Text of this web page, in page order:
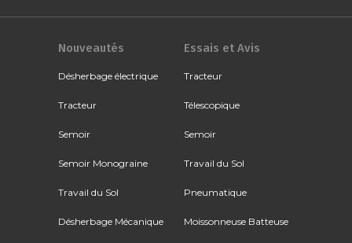
Nouveautés
Désherbage électrique
Tracteur
Semoir
Semoir Monograine
Travail du Sol
Désherbage Mécanique
Essais et Avis
Tracteur
Télescopique
Semoir
Travail du Sol
Pneumatique
Moissonneuse Batteuse